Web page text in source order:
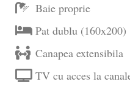
Baie proprie
Pat dublu (160x200)
Canapea extensibila
TV cu acces la